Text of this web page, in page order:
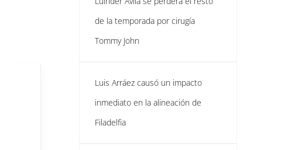
de la temporada por cirugía
Tommy John
Luis Arráez causó un impacto
inmediato en la alineación de
Filadelfia